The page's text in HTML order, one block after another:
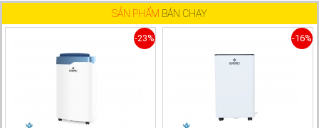
SẢN PHẨM BÁN CHẠY
-23% -16%